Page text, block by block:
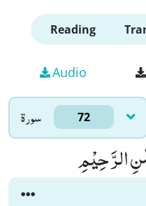
Reading
Audio
سورۃ 72
الرَّحِیْمِ